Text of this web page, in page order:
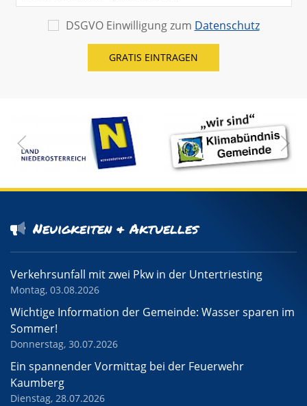
DSGVO Einwilligung zum Datenschutz
Neuigkeiten & Aktuelles
Verkehrsunfall mit zwei Pkw in der Untertriesting
Montag, 03.08.2026
Wichtige Information der Gemeinde: Wasser sparen im
Sommer!
Donnerstag, 30.07.2026
Ein spannender Vormittag bei der Feuerwehr
Kaumberg
Dienstag, 28.07.2026